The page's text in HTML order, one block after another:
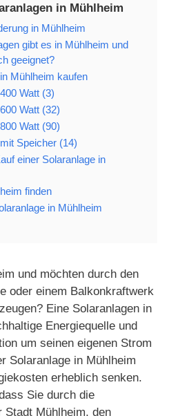
in Mühlheim
in Mühlheim
gibt es in Mühlheim und
geeignet?
Mühlheim kaufen
Watt (3)
Watt (32)
Watt (90)
Speicher (14)
einer Solaranlage in
finden
in Mühlheim
und möchten durch den
oder einem Balkonkraftwerk
Eine Solaranlagen in
Energiequelle und
um seinen eigenen Strom
Solaranlage in Mühlheim
erheblich senken.
Sie durch die
Stadt Mühlheim, den